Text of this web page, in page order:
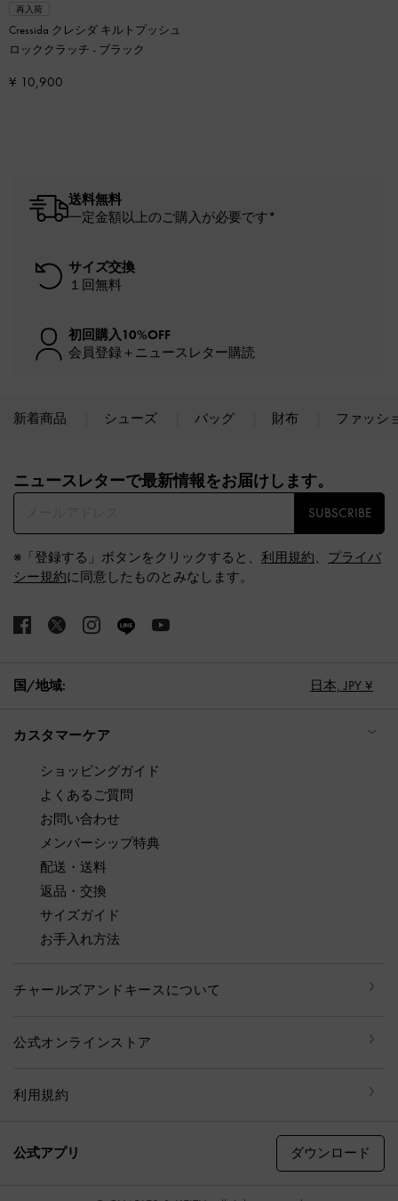
再入荷
Cressida クレシダ キルトプッシュ
ロッククラッチ - ブラック
¥ 10,900
送料無料
一定金額以上のご購入が必要です*
サイズ交換
１回無料
初回購入10%OFF
会員登録＋ニュースレター購読
新着商品 シューズ バッグ 財布 ファッシ
ニュースレターで最新情報をお届けします。​
SUBSCRIBE
※「登録する」ボタンをクリックすると、 利用規約、 プライバ
シー規約に同意したものとみなします。
国/地域: 日本, JPY ¥
カスタマーケア
ショッピングガイド
よくあるご質問
お問い合わせ
メンバーシップ特典
配送・送料
返品・交換
サイズガイド
お手入れ方法
チャールズアンドキースについて
公式オンラインストア
利用規約
公式アプリ ダウンロード